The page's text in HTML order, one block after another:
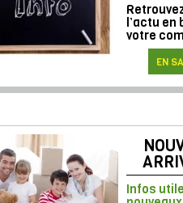
l’actu en
votre
EN
Infos